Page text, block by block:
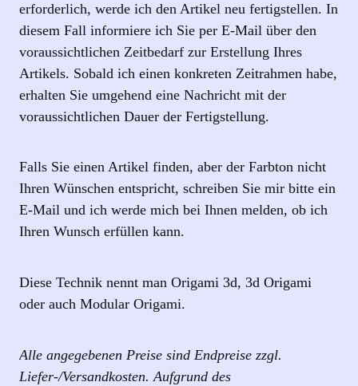
erforderlich, werde ich den Artikel neu fertigstellen. In
diesem Fall informiere ich Sie per E‑Mail über den
voraussichtlichen Zeitbedarf zur Erstellung Ihres
Artikels. Sobald ich einen konkreten Zeitrahmen habe,
erhalten Sie umgehend eine Nachricht mit der
voraussichtlichen Dauer der Fertigstellung.
Falls Sie einen Artikel finden, aber der Farbton nicht
Ihren Wünschen entspricht, schreiben Sie mir bitte ein
E-Mail und ich werde mich bei Ihnen melden, ob ich
Ihren Wunsch erfüllen kann.
Diese Technik nennt man Origami 3d, 3d Origami
oder auch Modular Origami.
Alle angegebenen Preise sind Endpreise zzgl.
Liefer-/Versandkosten. Aufgrund des